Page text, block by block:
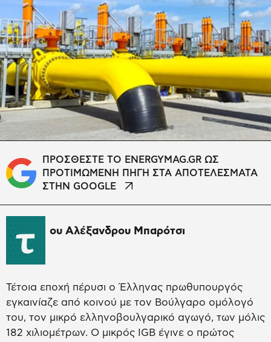
ΠΡΟΣΘΕΣΤΕ ΤΟ ENERGYMAG.GR ΩΣ
ΠΡΟΤΙΜΩΜΕΝΗ ΠΗΓΗ ΣΤΑ ΑΠΟΤΕΛΕΣΜΑΤΑ
ΣΤΗΝ GOOGLE
τ ου Αλέξανδρου Μπαρότσι
Τέτοια εποχή πέρυσι ο Έλληνας πρωθυπουργός
εγκαινίαζε από κοινού με τον Βούλγαρο ομόλογό
του, τον μικρό ελληνοβουλγαρικό αγωγό, των μόλις
182 χιλιομέτρων. Ο μικρός IGB έγινε ο πρώτος